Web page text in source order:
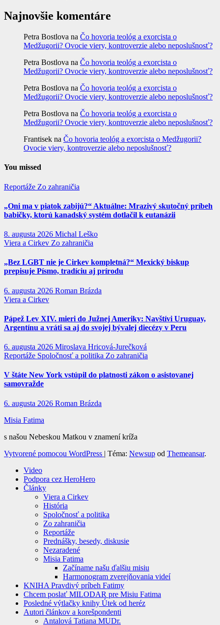
Najnovšie komentáre
Petra Bostlova na Čo hovoria teológ a exorcista o
Medžugorii? Ovocie viery, kontroverzie alebo neposlušnosť?
Petra Bostlova na Čo hovoria teológ a exorcista o
Medžugorii? Ovocie viery, kontroverzie alebo neposlušnosť?
Petra Bostlova na Čo hovoria teológ a exorcista o
Medžugorii? Ovocie viery, kontroverzie alebo neposlušnosť?
Petra Bostlova na Čo hovoria teológ a exorcista o
Medžugorii? Ovocie viery, kontroverzie alebo neposlušnosť?
Frantisek na Čo hovoria teológ a exorcista o Medžugorii?
Ovocie viery, kontroverzie alebo neposlušnosť?
You missed
Reportáže Zo zahraničia
„Oni ma v piatok zabijú?“ Aktuálne: Mrazivý skutočný príbeh
babičky, ktorú kanadský systém dotlačil k eutanázii
8. augusta 2026 Michal Leško
Viera a Cirkev Zo zahraničia
„Bez LGBT nie je Cirkev kompletná?“ Mexický biskup
prepisuje Písmo, tradíciu aj prírodu
6. augusta 2026 Roman Brázda
Viera a Cirkev
Pápež Lev XIV. mieri do Južnej Ameriky: Navštívi Uruguay,
Argentínu a vráti sa aj do svojej bývalej diecézy v Peru
6. augusta 2026 Miroslava Hricová-Jurečková
Reportáže Spoločnosť a politika Zo zahraničia
V štáte New York vstúpil do platnosti zákon o asistovanej
samovražde
6. augusta 2026 Roman Brázda
Misia Fatima
s našou Nebeskou Matkou v znamení kríža
Vytvorené pomocou WordPress | Téma: Newsup od Themeansar.
Video
Podpora cez HeroHero
Články
Viera a Cirkev
História
Spoločnosť a politika
Zo zahraničia
Reportáže
Prednášky, besedy, diskusie
Nezaradené
Misia Fatima
Začíname našu ďalšiu misiu
Harmonogram zverejňovania videí
KNIHA Pravdivý príbeh Fatimy
Chcem poslať MILODAR pre Misiu Fatima
Posledné výtlačky knihy Útek od heréz
Autori článkov a korešpondenti
Antalová Tatiana MUDr.